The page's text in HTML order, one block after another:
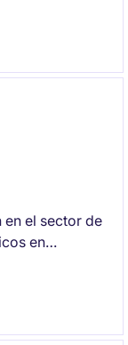
y
el sector de
en
en los